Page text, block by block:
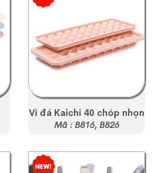
Vỉ đá Kaichi 40 chóp nhọn
Mã : B816, B826